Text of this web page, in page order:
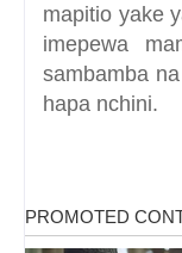
mapitio yake
imepewa
sambamba
hapa nchini.